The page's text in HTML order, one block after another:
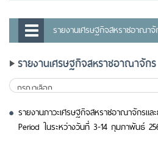
รายงานเศรษฐกิจสหราชอาณาจั
รายงานเศรษฐกิจสหราชอาณาจักร
รายงานภาวะเศรษฐกิจสหราชอาณาจักรแล
Period ในระหว่างวันที่ 3-14 กุมภาพันธ์